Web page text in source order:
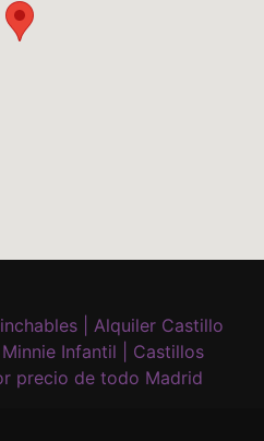
| Alquiler Castillo
Infantil | Castillos
precio de todo Madrid